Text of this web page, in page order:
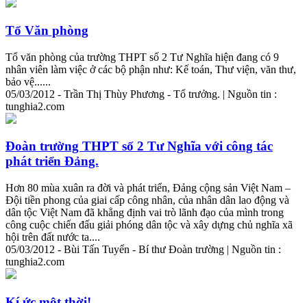
Tổ Văn phòng
Tổ văn phòng của trường THPT số 2 Tư Nghĩa hiện đang có 9
nhân viên làm việc ở các bộ phận như: Kế toán, Thư viện, văn thư,
bảo vệ......
05/03/2012 - Trần Thị Thùy Phương - Tổ trưởng. | Nguồn tin :
tunghia2.com
Đoàn trường THPT số 2 Tư Nghĩa với công tác
phát triển Đảng.
Hơn 80 mùa xuân ra đời và phát triển, Đảng cộng sản Việt Nam –
Đội tiền phong của giai cấp công nhân, của nhân dân lao động và
dân tộc Việt Nam đã khẳng định vai trò lãnh đạo của mình trong
công cuộc chiến đấu giải phóng dân tộc và xây dựng chủ nghĩa xã
hội trên đất nước ta....
05/03/2012 - Bùi Tấn Tuyển - Bí thư Đoàn trường | Nguồn tin :
tunghia2.com